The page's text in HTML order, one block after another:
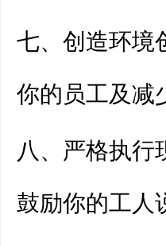
七、创造环境
你的员工及减
八、严格执行
鼓励你的工人